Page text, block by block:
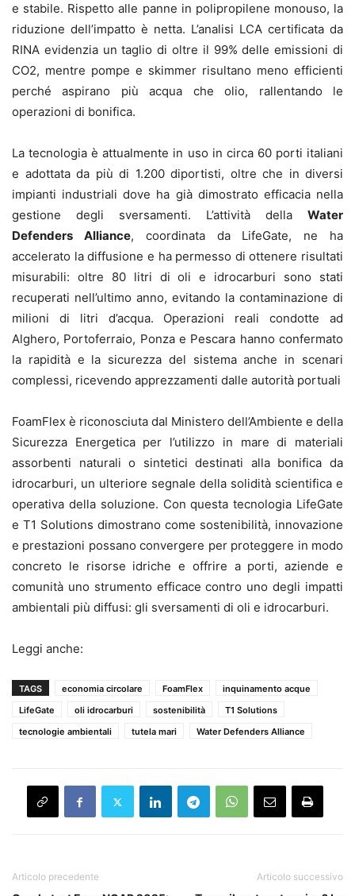
e stabile. Rispetto alle panne in polipropilene monouso, la
riduzione dell’impatto è netta. L’analisi LCA certificata da
RINA evidenzia un taglio di oltre il 99% delle emissioni di
CO2, mentre pompe e skimmer risultano meno efficienti
perché aspirano più acqua che olio, rallentando le
operazioni di bonifica.
La tecnologia è attualmente in uso in circa 60 porti italiani
e adottata da più di 1.200 diportisti, oltre che in diversi
impianti industriali dove ha già dimostrato efficacia nella
gestione degli sversamenti. L’attività della Water
Defenders Alliance, coordinata da LifeGate, ne ha
accelerato la diffusione e ha permesso di ottenere risultati
misurabili: oltre 80 litri di oli e idrocarburi sono stati
recuperati nell’ultimo anno, evitando la contaminazione di
milioni di litri d’acqua. Operazioni reali condotte ad
Alghero, Portoferraio, Ponza e Pescara hanno confermato
la rapidità e la sicurezza del sistema anche in scenari
complessi, ricevendo apprezzamenti dalle autorità portuali
FoamFlex è riconosciuta dal Ministero dell’Ambiente e della
Sicurezza Energetica per l’utilizzo in mare di materiali
assorbenti naturali o sintetici destinati alla bonifica da
idrocarburi, un ulteriore segnale della solidità scientifica e
operativa della soluzione. Con questa tecnologia LifeGate
e T1 Solutions dimostrano come sostenibilità, innovazione
e prestazioni possano convergere per proteggere in modo
concreto le risorse idriche e offrire a porti, aziende e
comunità uno strumento efficace contro uno degli impatti
ambientali più diffusi: gli sversamenti di oli e idrocarburi.
Leggi anche:
TAGS economia circolare FoamFlex
inquinamento acque
LifeGate
oli idrocarburi sostenibilità
T1 Solutions
tecnologie ambientali
tutela mari Water Defenders Alliance
Articolo precedente Articolo successivo